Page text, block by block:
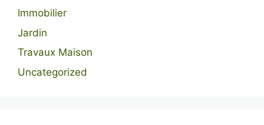
Immobilier
Jardin
Travaux Maison
Uncategorized